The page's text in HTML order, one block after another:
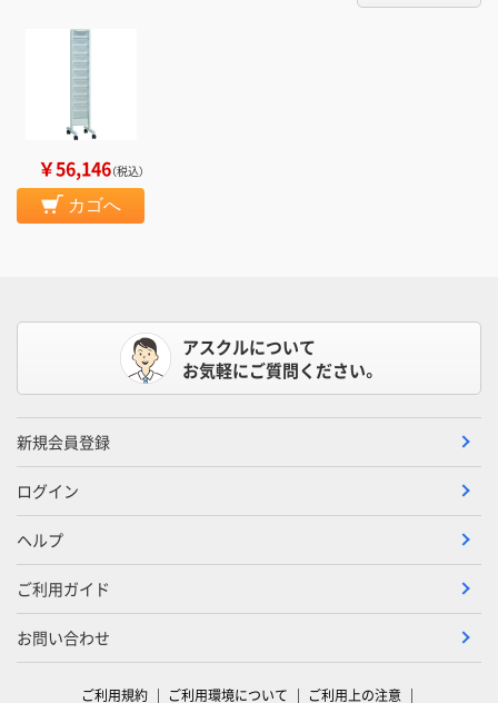
￥56,146（税込）
カゴへ
アスクルについて
お気軽にご質問ください。
新規会員登録
ログイン
ヘルプ
ご利用ガイド
お問い合わせ
ご利用規約 ご利用環境について ご利用上の注意